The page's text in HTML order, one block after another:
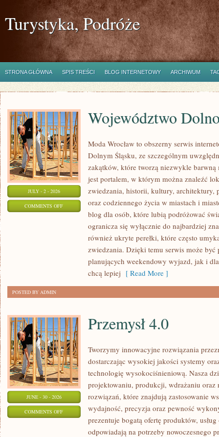
Turystyka, Podróże
STRONA GŁÓWNA SPIS TREŚCI BLOG INTERNETOWY ARCHIWUM
JULY - 2 - 2026
COMMENTS OFFON
WOJEWÓDZTWO
DOLNOŚLĄSKIE
Województwo
Moda Wrocław to obszerny serwis
Dolnym Śląsku, ze szczególnym
zakątków, które tworzą niezwykle barwną
jest portalem, w którym można znaleźć
zwiedzania, historii, kultury, architektury,
oraz codziennego życia w miastach i
blog dla osób, które lubią podróżować
ogranicza się wyłącznie do najbardziej
również ukryte perełki, które często
zwiedzania. Dzięki temu serwis może
planujących weekendowy wyjazd, jak i
chcą lepiej [ Read More ]
POSTED BY ADMIN
JUNE - 30 - 2026
COMMENTS OFFON
PRZEMYSŁ
Przemysł 4.0
Tworzymy innowacyjne rozwiązania
dostarczając wysokiej jakości systemy
technologię wysokociśnieniową. Nasza
projektowaniu, produkcji, wdrażaniu oraz
rozwiązań, które znajdują zastosowanie
wydajność, precyzja oraz pewność
prezentuje bogatą ofertę produktów,
odpowiadają na potrzeby nowoczesnego